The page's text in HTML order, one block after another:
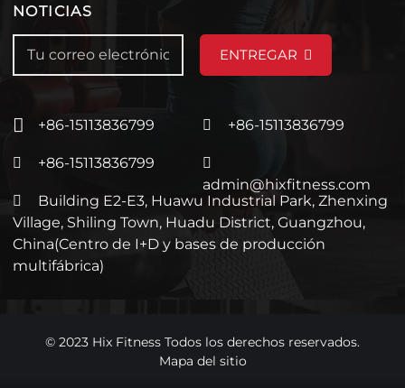
NOTICIAS
ENTREGAR
+86-15113836799 +86-15113836799
+86-15113836799
admin@hixfitness.com
Building E2-E3, Huawu Industrial Park, Zhenxing
Village, Shiling Town, Huadu District, Guangzhou,
China(Centro de I+D y bases de producción
multifábrica)
© 2023 Hix Fitness Todos los derechos reservados.
Mapa del sitio